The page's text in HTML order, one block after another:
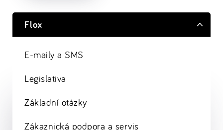
Flox
E-maily a SMS
Legislativa
Základní otázky
Zákaznická podpora a servis